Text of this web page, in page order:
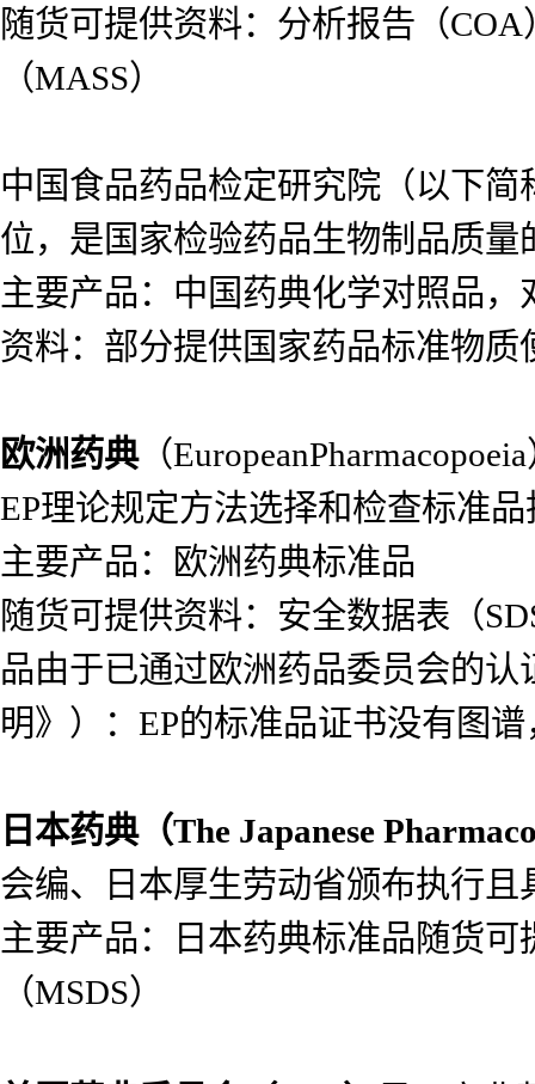
随货可提供资料：分析报告（
（MASS）
中国食品药品检定研究院（以下
位，是国家检验药品生物制品质
主要产品：中国药典化学对照品
资料：部分提供国家药品标准物质
欧洲药典（
EP理论规定方法选择和检查标准
主要产品：欧洲药典标准品
随货可提供资料：安全数据表（
品由于已通过欧洲药品委员会的
明》）：EP的标准品证书没有图
日本药典（The Japanese
会编、日本厚生劳动省颁布执行
主要产品：日本药典标准品随货
（MSDS）